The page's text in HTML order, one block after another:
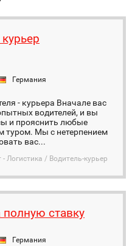
Германия
- курьера Вначале вас
водителей, и вы
и прояснить любые
туром. Мы с нетерпением
вас...
- Логистика / Водитель-курьер
ставку
Германия